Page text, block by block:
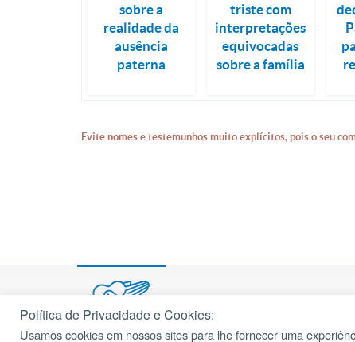
sobre a
realidade da
ausência
paterna
triste com
interpretações
equivocadas
sobre a família
Evite nomes e testemunhos muito explícitos, pois o seu
Política de Privacidade e Cookies:
Usamos cookies em nossos sites para lhe fornecer uma